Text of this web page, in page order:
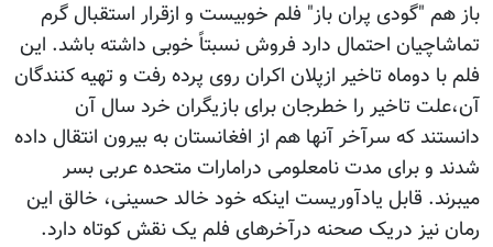
باز هم "گودی پران باز" فلم خوبیست و ازقرار استقبال گرم
تماشاچیان احتمال دارد فروش نسبتاً خوبی داشته باشد. این
فلم با دوماه تاخیر ازپلان اکران روی پرده رفت و تهیه کنندگان
آن،علت تاخیر را خطرجان برای بازیگران خرد سال آن
دانستند که سرآخر آنها هم از افغانستان به بیرون انتقال داده
شدند و برای مدت نامعلومی درامارات متحده عربی بسر
میبرند. قابل یادآوریست اینکه خود خالد حسینی، خالق این
رمان نیز دریک صحنه درآخرهای فلم یک نقش کوتاه دارد.